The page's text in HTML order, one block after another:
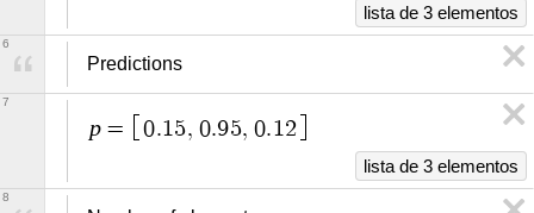
lista de 3 elementos
Predictions
6
p = 0.1 5, 0.95, 0.1 2
lista de 3 elementos
7
8